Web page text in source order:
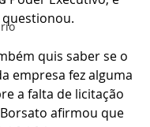
questionou.
quis saber se o
empresa fez alguma
a falta de licitação
afirmou que